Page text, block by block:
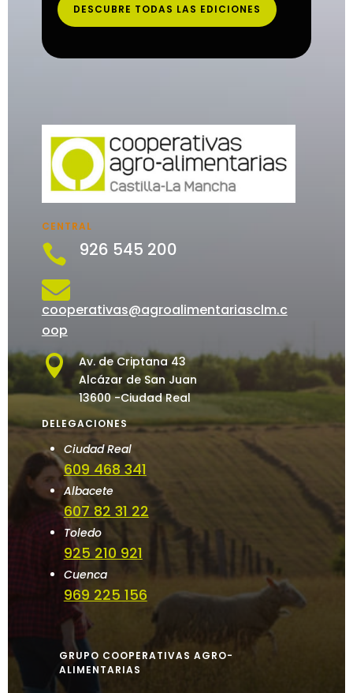
DESCUBRE TODAS LAS EDICIONES
CENTRAL
 926 545 200

cooperativas@agroalimentariasclm.c
oop

Av. de Criptana 43
Alcázar de San Juan
13600 -Ciudad Real
DELEGACIONES
Ciudad Real
609 468 341
Albacete
607 82 31 22
Toledo
925 210 921
Cuenca
969 225 156
GRUPO COOPERATIVAS AGRO-
ALIMENTARIAS